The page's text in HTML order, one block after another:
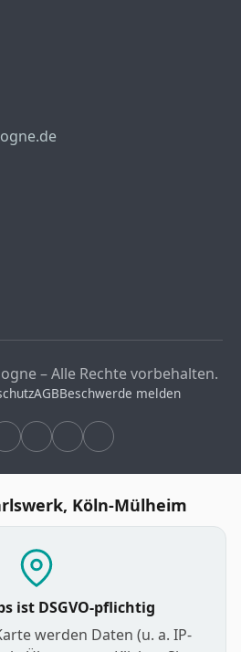
– Alle Rechte vorbehalten.
AGBBeschwerde melden
Köln-Mülheim
ist DSGVO-pflichtig
werden Daten (u. a. IP-